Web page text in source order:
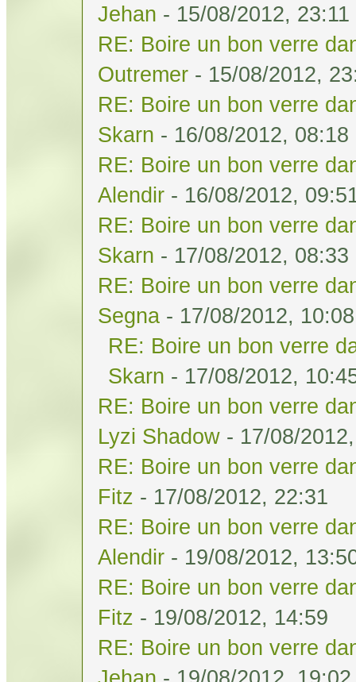
Jehan - 15/08/2012, 23:11
RE: Boire un bon verre
Outremer - 15/08/2012,
RE: Boire un bon verre
Skarn - 16/08/2012, 08:18
RE: Boire un bon verre
Alendir - 16/08/2012,
RE: Boire un bon verre
Skarn - 17/08/2012, 08:33
RE: Boire un bon verre
Segna - 17/08/2012, 10:08
RE: Boire un bon verre
Skarn - 17/08/2012,
RE: Boire un bon verre
Lyzi Shadow - 17/08/
RE: Boire un bon verre
Fitz - 17/08/2012, 22:31
RE: Boire un bon verre
Alendir - 19/08/2012,
RE: Boire un bon verre
Fitz - 19/08/2012, 14:59
RE: Boire un bon verre